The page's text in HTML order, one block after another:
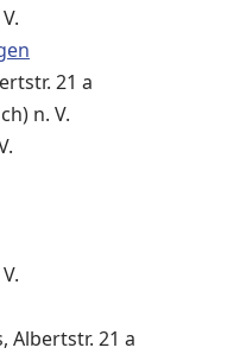
21 a
n. V.
Albertstr. 21 a